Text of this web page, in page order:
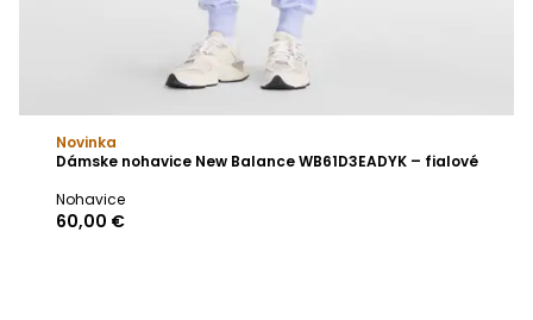
Novinka
Dámske nohavice New Balance WB61D3EADYK – fialové
Nohavice
60,00 €